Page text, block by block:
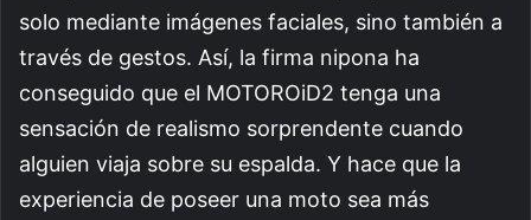
solo mediante imágenes faciales, sino también a
través de gestos. Así, la firma nipona ha
conseguido que el MOTOROiD2 tenga una
sensación de realismo sorprendente cuando
alguien viaja sobre su espalda. Y hace que la
experiencia de poseer una moto sea más